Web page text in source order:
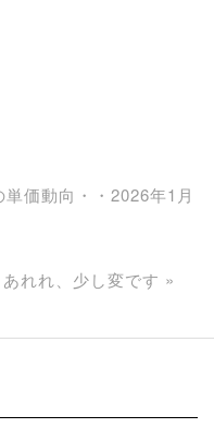
価動向・・2026年1月
れれ、少し変です »